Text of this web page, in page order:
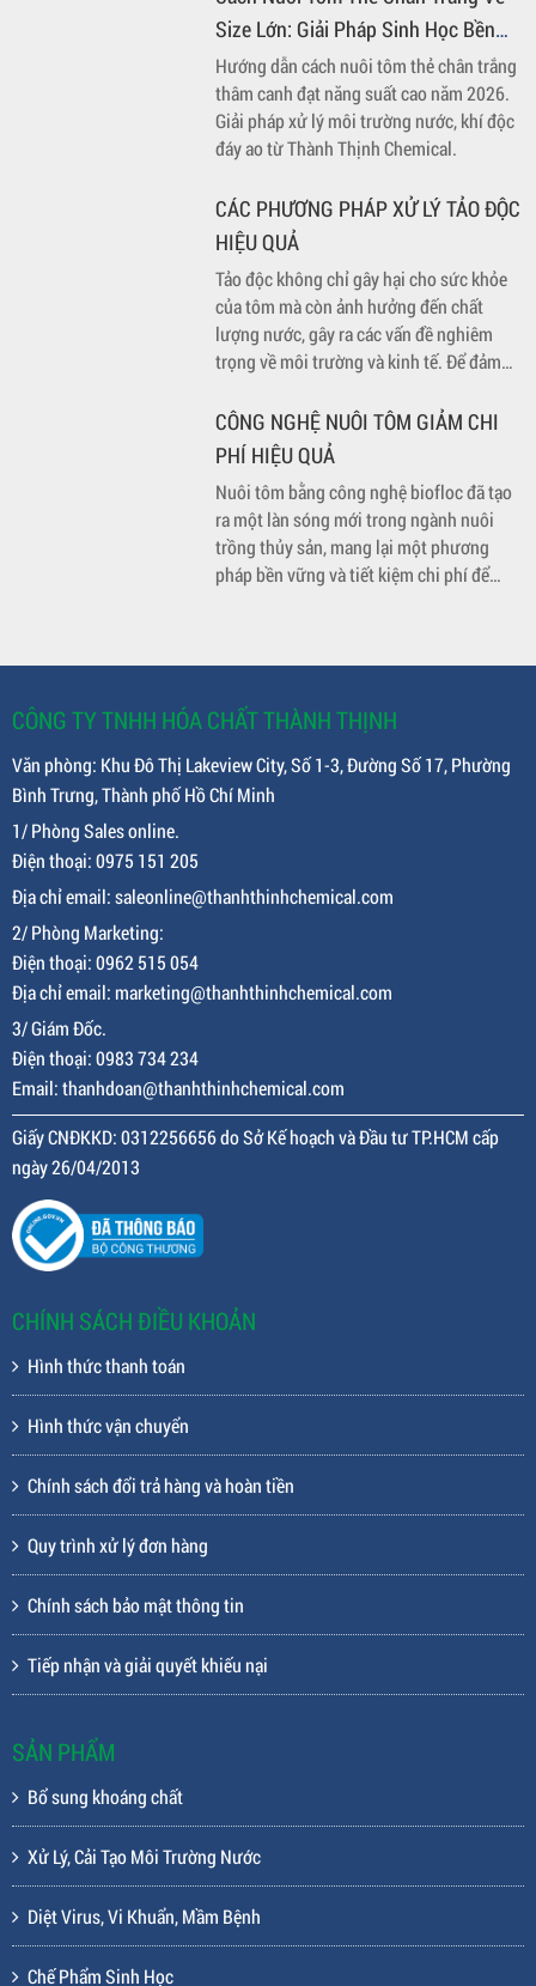
thường dùng máy sục khí vào nước nuôi? Cách kết hợp vi sinh
Khoáng Tạt Cho Tôm KingMax: Tăng
18% Tỷ Lệ Sống, Rút Ngắn Thời Gian
Long
Tây? KingMax hòa tan 100%, giúp tôm
cứng vỏ sau 2h, trị cong thân đục cơ,
giảm rớt đáy. Báo giá khoáng tạt sỉ!
Cách Nuôi Tôm Thẻ Chân Trắng Về
Size Lớn: Giải Pháp Sinh Học Bền
thâm canh đạt năng suất cao năm 2026.
Giải pháp xử lý môi trường nước, khí độc
đáy ao từ Thành Thịnh Chemical.
CÁC PHƯƠNG PHÁP XỬ LÝ TẢO ĐỘC
HIỆU QUẢ
lượng nước, gây ra các vấn đề nghiêm
bảo sự phát triển bền vững và hiệu quả
một cách hiệu quả là điều cần thiết.
CÔNG NGHỆ NUÔI TÔM GIẢM CHI
PHÍ HIỆU QUẢ
pháp bền vững và tiết kiệm chi phí để
CÔNG TY TNHH HÓA CHẤT THÀNH THỊNH
Văn phòng: Khu Đô Thị Lakeview City, Số 1-3, Đường Số 17, Phường
Bình Trưng, Thành phố Hồ Chí Minh
1/ Phòng Sales online.
Điện thoại: 0975 151 205
Địa chỉ email: saleonline@thanhthinhchemical.com
2/ Phòng Marketing:
Địa chỉ email: marketing@thanhthinhchemical.com
3/ Giám Đốc.
Điện thoại: 0983 734 234
Email: thanhdoan@thanhthinhchemical.com
Giấy CNĐKKD: 0312256656 do Sở Kế hoạch và Đầu tư TP.HCM cấp
ngày 26/04/2013
CHÍNH SÁCH ĐIỀU KHOẢN
Hình thức thanh toán
Hình thức vận chuyển